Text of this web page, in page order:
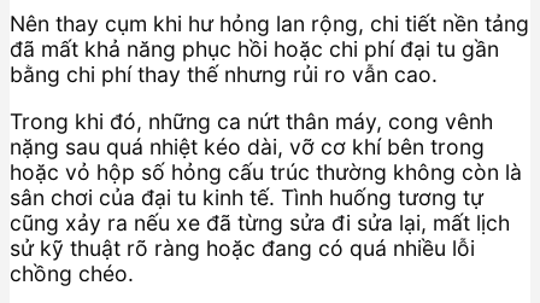
Nên thay cụm khi hư hỏng lan rộng, chi tiết nền tảng
đã mất khả năng phục hồi hoặc chi phí đại tu gần
bằng chi phí thay thế nhưng rủi ro vẫn cao.
Trong khi đó, những ca nứt thân máy, cong vênh
nặng sau quá nhiệt kéo dài, vỡ cơ khí bên trong
hoặc vỏ hộp số hỏng cấu trúc thường không còn là
sân chơi của đại tu kinh tế. Tình huống tương tự
cũng xảy ra nếu xe đã từng sửa đi sửa lại, mất lịch
sử kỹ thuật rõ ràng hoặc đang có quá nhiều lỗi
chồng chéo.